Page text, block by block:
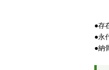
●存
●永
●納